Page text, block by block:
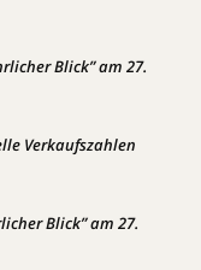
Blick” am 27.
Verkaufszahlen
Blick” am 27.